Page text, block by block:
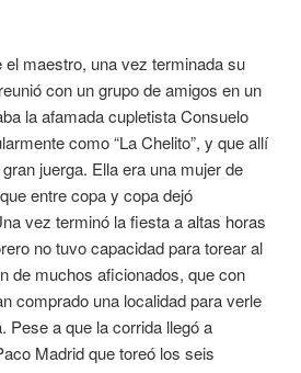
maestro, una vez terminada su
con un grupo de amigos en un
la afamada cupletista Consuelo
como “La Chelito”, y que allí
juerga. Ella era una mujer de
entre copa y copa dejó
vez terminó la fiesta a altas horas
no tuvo capacidad para torear al
de muchos aficionados, que con
comprado una localidad para verle
Pese a que la corrida llegó a
Madrid que toreó los seis